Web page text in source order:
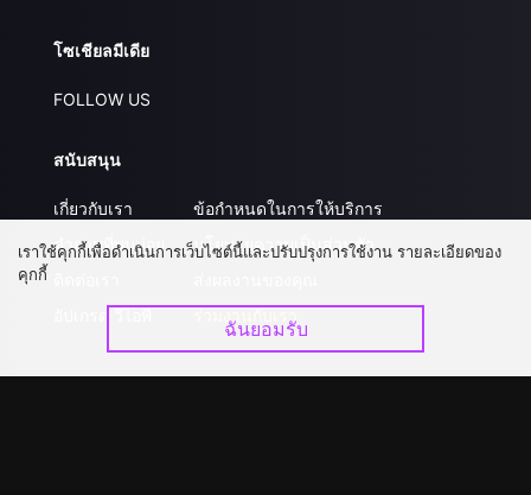
โซเชียลมีเดีย
FOLLOW US
สนับสนุน
เกี่ยวกับเรา
คำถามที่พบบ่อย
ข้อกำหนดในการให้บริการ
นโยบายความเป็นส่วนตัว
เราใช้คุกกี้เพื่อดำเนินการเว็บไซต์นี้และปรับปรุงการใช้งาน รายละเอียดของ
คุกกี้
ฉันยอมรับ